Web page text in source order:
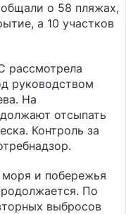
о 58 пляжах,
а 10 участков
рассмотрела
руководством
На
отсыпать
Контроль за
и побережья
По
выбросов